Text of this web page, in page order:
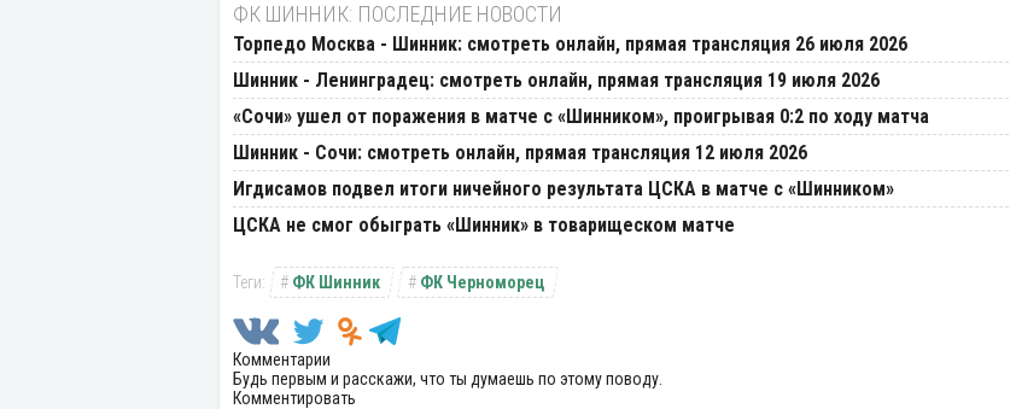
ФК ШИННИК: ПОСЛЕДНИЕ НОВОСТИ
Торпедо Москва - Шинник: смотреть онлайн, прямая трансляция 26 июля 2026
Шинник - Ленинградец: смотреть онлайн, прямая трансляция 19 июля 2026
«Сочи» ушел от поражения в матче с «Шинником», проигрывая 0:2 по ходу матча
Шинник - Сочи: смотреть онлайн, прямая трансляция 12 июля 2026
Игдисамов подвел итоги ничейного результата ЦСКА в матче с «Шинником»
ЦСКА не смог обыграть «Шинник» в товарищеском матче
ФК Шинник ФК Черноморец
Комментарии
Будь первым и расскажи, что ты думаешь по этому поводу.
Комментировать